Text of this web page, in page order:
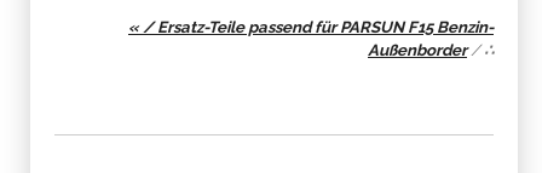
« / Ersatz-Teile passend für PARSUN F15 Benzin-
Außenborder/∴